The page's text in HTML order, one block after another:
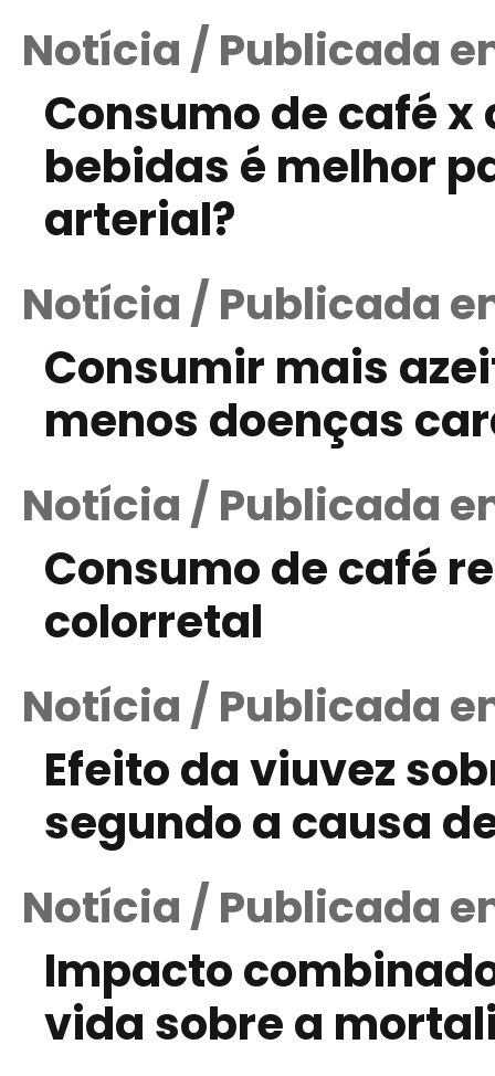
Notícia / Publicada
Consumo de café
bebidas é melhor
arterial?
Notícia / Publicada
Consumir mais
menos doenças
Notícia / Publicada
Consumo de café
colorretal
Notícia / Publicada
Efeito da viuvez
segundo a causa
Notícia / Publicada
Impacto
vida sobre a